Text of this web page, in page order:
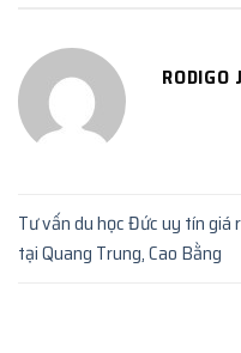
RODIGO
Tư vấn du học Đức uy tín giá
tại Quang Trung, Cao Bằng